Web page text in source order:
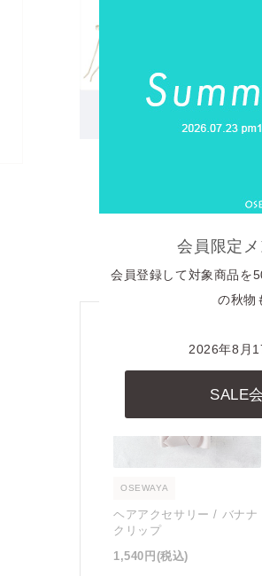
OSEWAYA
ヘアアクセサリー / バナナ
クリップ
1,540円(税込)
会員限定
会員登録して対象商品を
の秋物
2026年8月
SALE